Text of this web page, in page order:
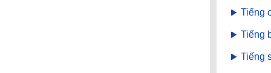
Tiếng
Tiếng
Tiếng